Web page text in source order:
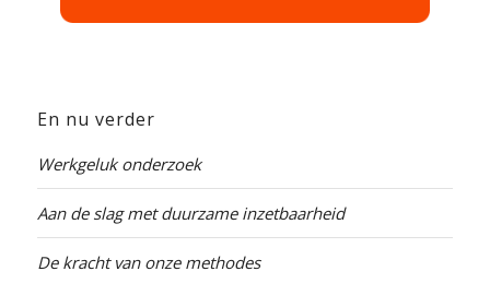
En nu verder
Werkgeluk onderzoek
Aan de slag met duurzame inzetbaarheid
De kracht van onze methodes